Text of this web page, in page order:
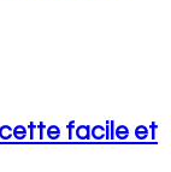
facile et